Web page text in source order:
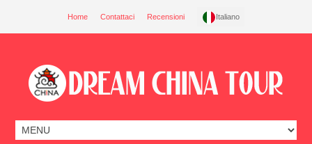
Home Contattaci Recensioni Italiano